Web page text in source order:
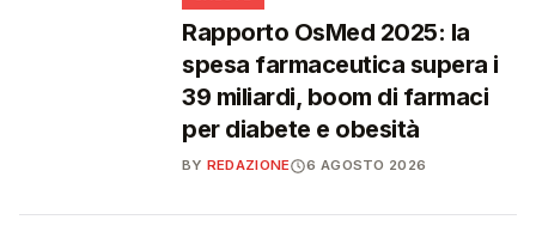
Rapporto OsMed 2025: la
spesa farmaceutica supera i
39 miliardi, boom di farmaci
per diabete e obesità
BY REDAZIONE 6 AGOSTO 2026